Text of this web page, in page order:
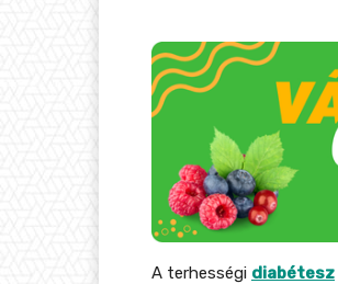
A terhességi diabétesz